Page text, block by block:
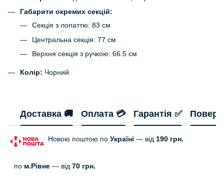
Габарити окремих секцій:
Секція з лопаттю: 83 см
Центральна секція: 77 см
Верхня секція з ручкою: 66.5 см
Колір: Чорний
Доставка 🚚 Оплата 💳 Гарантія ✅
Новою поштою по Україні — від 190 грн.
по м.Рівне — від 70 грн.